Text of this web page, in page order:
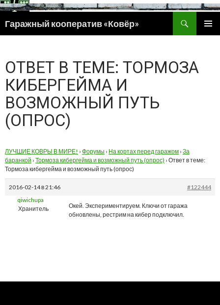
Гаражный кооператив «Ковёр»
ПЕРЕЙТИ
ОТВЕТ В ТЕМЕ: ТОРМОЗА
КИБЕРГЕЙМА И
ВОЗМОЖНЫЙ ПУТЬ
(ОПРОС)
ЛУЧШИЕ КОВРЫ В МИРЕ! › Форумы › На кортах перед гаражом › За
баранкой › Тормоза кибергейма и возможный путь (опрос) › Ответ в теме:
Тормоза кибергейма и возможный путь (опрос)
2016-02-14 в 21:46
#122444
qiwichupa
Хранитель
Окей. Экспериментируем. Ключи от гаража
обновлены, рестрим на кибер подключил.